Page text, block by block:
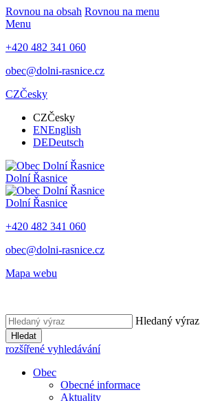
Rovnou na obsah Rovnou na menu
Menu
+420 482 341 060
obec@dolni-rasnice.cz
CZČesky
CZČesky
ENEnglish
DEDeutsch
Dolní Řasnice
Dolní Řasnice
+420 482 341 060
obec@dolni-rasnice.cz
Mapa webu
Hledaný výraz
Hledat
rozšířené vyhledávání
Obec
Obecné informace
Aktuality